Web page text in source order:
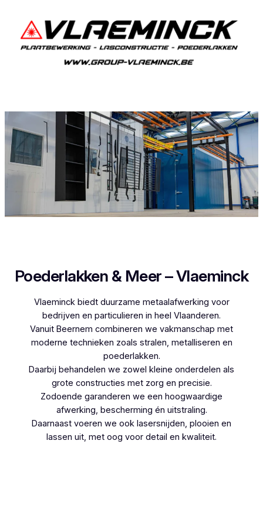
Poederlakken & Meer – Vlaeminck
Vlaeminck biedt duurzame metaalafwerking voor
bedrijven en particulieren in heel Vlaanderen.
Vanuit Beernem combineren we vakmanschap met
moderne technieken zoals stralen, metalliseren en
poederlakken.
Daarbij behandelen we zowel kleine onderdelen als
grote constructies met zorg en precisie.
Zodoende garanderen we een hoogwaardige
afwerking, bescherming én uitstraling.
Daarnaast voeren we ook lasersnijden, plooien en
lassen uit, met oog voor detail en kwaliteit.